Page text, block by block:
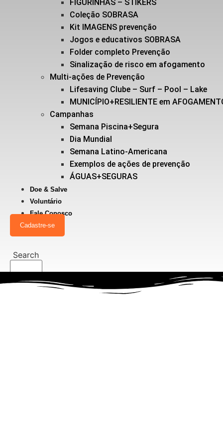
FIGURINHAS – STIKERS
Coleção SOBRASA
Kit IMAGENS prevenção
Jogos e educativos SOBRASA
Folder completo Prevenção
Sinalização de risco em afogamento
Multi-ações de Prevenção
Lifesaving Clube – Surf – Pool – Lake
MUNICÍPIO+RESILIENTE em
Campanhas
Semana Piscina+Segura
Dia Mundial
Semana Latino-Americana
Exemplos de ações de prevenção
ÁGUAS+SEGURAS
Doe & Salve
Voluntário
Fale Conosco
Cadastre-se
Search